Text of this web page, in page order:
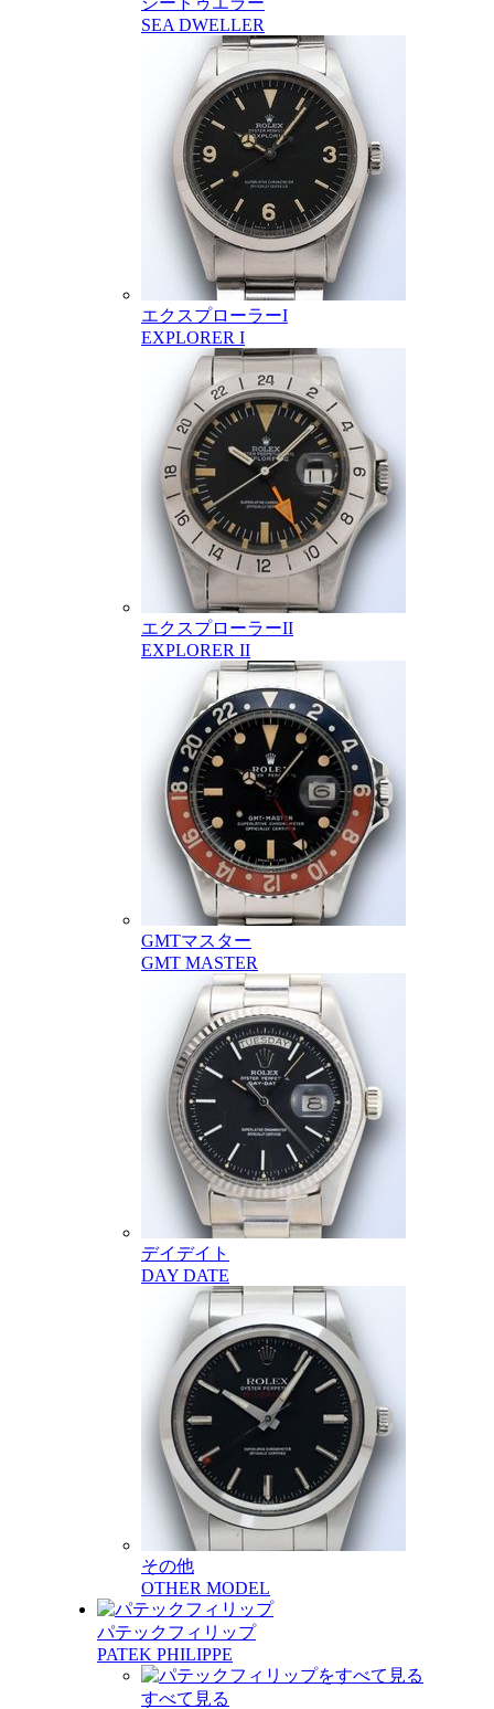
SEA DWELLER
エクスプローラーI
EXPLORER I
エクスプローラーII
EXPLORER II
GMTマスター
GMT MASTER
デイデイト
DAY DATE
その他
OTHER MODEL
パテックフィリップ
PATEK PHILIPPE
すべて見る